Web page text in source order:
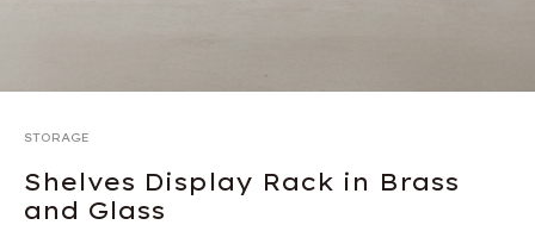
STORAGE
Shelves Display Rack in Brass
and Glass